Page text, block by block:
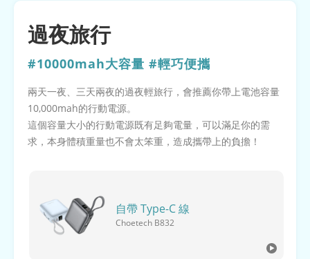
過夜旅行
#10000mah大容量 #輕巧便攜
兩天一夜、三天兩夜的過夜輕旅行，會推薦你帶上電池容量
10,000mah的行動電源。
這個容量大小的行動電源既有足夠電量，可以滿足你的需
求，本身體積重量也不會太笨重，造成攜帶上的負擔！
自帶 Type-C 線
Choetech B832